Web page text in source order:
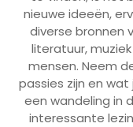
nieuwe ideeën,
diverse bronnen
literatuur,
mensen. Neem
passies zijn en
een wandeling in
interessante